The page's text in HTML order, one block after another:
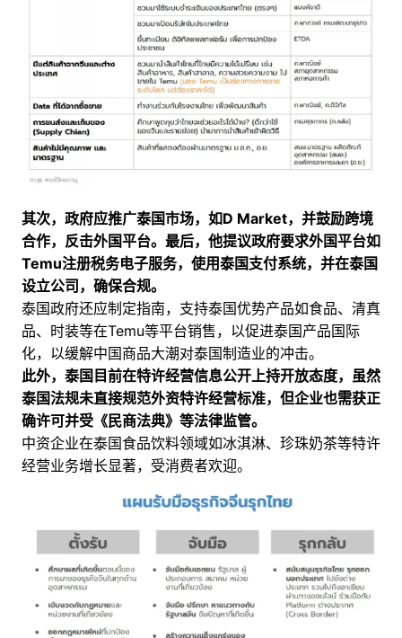
其次，政府应推广泰国市场，如D Market，并鼓励跨境
合作，反击外国平台。最后，他提议政府要求外国平台如
Temu注册税务电子服务，使用泰国支付系统，并在泰国
设立公司，确保合规。
泰国政府还应制定指南，支持泰国优势产品如食品、清真
品、时装等在Temu等平台销售，以促进泰国产品国际
化，以缓解中国商品大潮对泰国制造业的冲击。
此外，泰国目前在特许经营信息公开上持开放态度，虽然
泰国法规未直接规范外资特许经营标准，但企业也需获正
确许可并受《民商法典》等法律监管。
中资企业在泰国食品饮料领域如冰淇淋、珍珠奶茶等特许
经营业务增长显著，受消费者欢迎。